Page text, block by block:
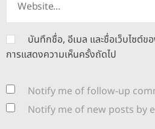
บันทึกชื่อ, อีเมล และชื่อเว็บไซต์ข
การแสดงความเห็นครั้งถัดไป
Notify me of follow-up
Notify me of new posts by